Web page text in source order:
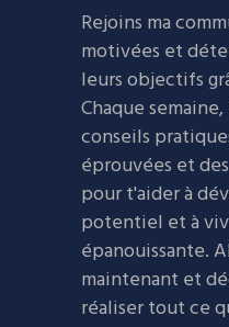
Rejoins ma
motivées et
leurs objectifs
Chaque
conseils
éprouvées et
pour t'aider à
potentiel et à
épanouissante.
maintenant et
réaliser tout ce